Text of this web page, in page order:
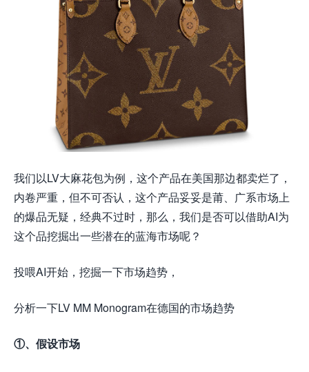
我们以LV大麻花包为例，这个产品在美国那边都卖烂了，
内卷严重，但不可否认，这个产品妥妥是莆、广系市场上
的爆品无疑，经典不过时，那么，我们是否可以借助AI为
这个品挖掘出一些潜在的蓝海市场呢？
投喂AI开始，挖掘一下市场趋势，
分析一下LV MM Monogram在德国的市场趋势
①、假设市场